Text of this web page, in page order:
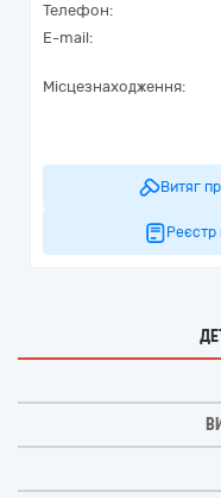
Телефон:
E-mail:
Місцезнаходження:
Витяг
Реєстр